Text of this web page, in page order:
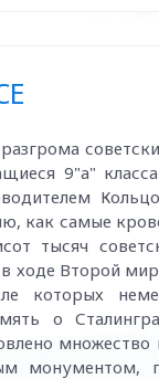
9"а"
как самые
тысяч
ходе Второй
которых
о
множество
монументом,